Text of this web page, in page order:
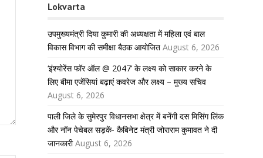
Lokvarta
उपमुख्यमंत्री दिया कुमारी की अध्यक्षता में महिला एवं बाल
विकास विभाग की समीक्षा बैठक आयोजित August 6, 2026
‘इंश्योरेंस फॉर ऑल @ 2047’ के लक्ष्य को साकार करने के
लिए बीमा एजेंसियां बढ़ाएं कवरेज और लक्ष्य – मुख्य सचिव
August 6, 2026
पाली जिले के सुमेरपुर विधानसभा क्षेत्र में बनेंगी दस मिसिंग लिंक
और नॉन पेचेबल सड़कें- कैबिनेट मंत्री जोराराम कुमावत ने दी
जानकारी August 6, 2026